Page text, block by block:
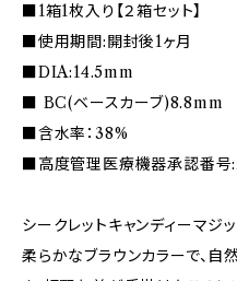
■1箱1枚入り【２箱セット】
■使用期間:開封後1ヶ月
■DIA:14.5mm
■ BC(ベースカーブ)8.8mm
■含水率：38%
■高度管理医療機器承認番
シークレットキャンディーマジ
柔らかなブラウンカラーで、自